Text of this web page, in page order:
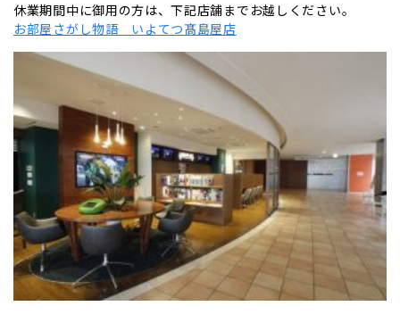
休業期間中に御用の方は、下記店舗までお越しください。
お部屋さがし物語 いよてつ髙島屋店